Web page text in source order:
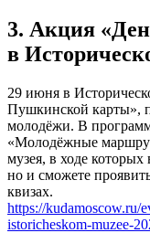
3. Акция
в
29 июня в
Пушкинской карты»,
молодёжи. В
«Молодёжные
музея, в ходе
но и сможете
квизах.
https://kudamoscow.ru/
istoricheskom-muzee-